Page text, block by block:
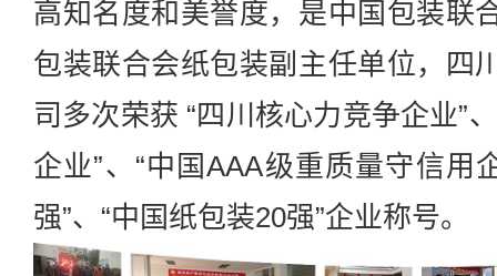
高知名度和美誉度，是中国包装联
包装联合会纸包装副主任单位，四
司多次荣获 “四川核心力竞争企业”
企业”、“中国AAA级重质量守信用
强”、“中国纸包装20强”企业称号。